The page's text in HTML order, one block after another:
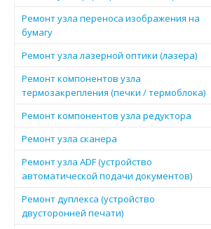
Ремонт узла переноса изображения на
бумагу
Ремонт узла лазерной оптики (лазера)
Ремонт компонентов узла
термозакрепления (печки / термоблока)
Ремонт компонентов узла редуктора
Ремонт узла сканера
Ремонт узла ADF (устройство
автоматической подачи документов)
Ремонт дуплекса (устройство
двусторонней печати)